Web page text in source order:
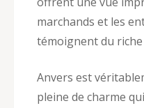
marchands et les
témoignent du riche
Anvers est
pleine de charme